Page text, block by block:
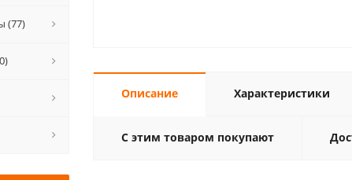
Описание Характеристики
С этим товаром покупают
(77)